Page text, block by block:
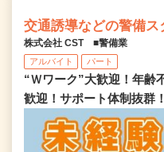
交通誘導などの警備ス
株式会社 CST ■警備業
アルバイト パート
“Ｗワーク”大歓迎！年齢
歓迎！サポート体制抜群！